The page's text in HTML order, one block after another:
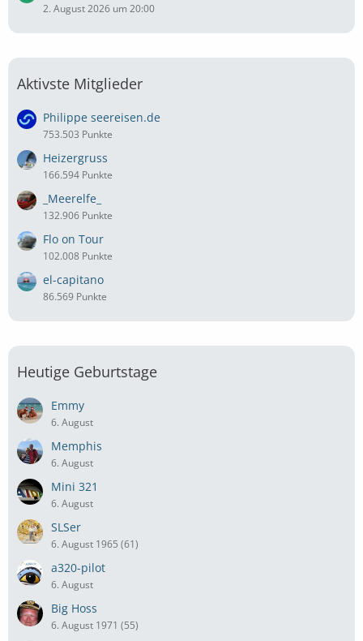
2. August 2026 um 20:00
Aktivste Mitglieder
Philippe seereisen.de
753.503 Punkte
Heizergruss
166.594 Punkte
_Meerelfe_
132.906 Punkte
Flo on Tour
102.008 Punkte
el-capitano
86.569 Punkte
Heutige Geburtstage
Emmy
6. August
Memphis
6. August
Mini 321
6. August
SLSer
6. August 1965 (61)
a320-pilot
6. August
Big Hoss
6. August 1971 (55)